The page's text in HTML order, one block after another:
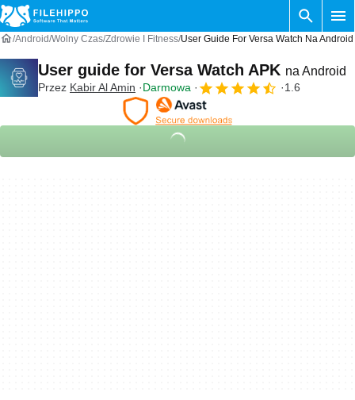
Android Wolny Czas Zdrowie I Fitness User Guide For Versa Watch Na Android
User guide for Versa Watch APK na Android
Przez Kabir Al Amin Darmowa 1.6